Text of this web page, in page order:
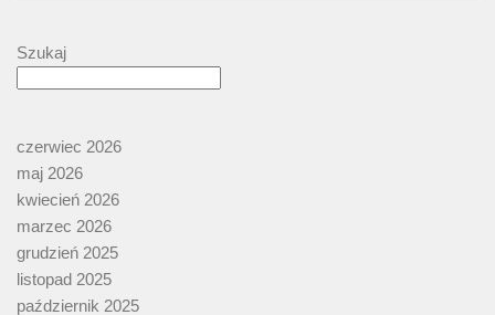
Szukaj
czerwiec 2026
maj 2026
kwiecień 2026
marzec 2026
grudzień 2025
listopad 2025
październik 2025